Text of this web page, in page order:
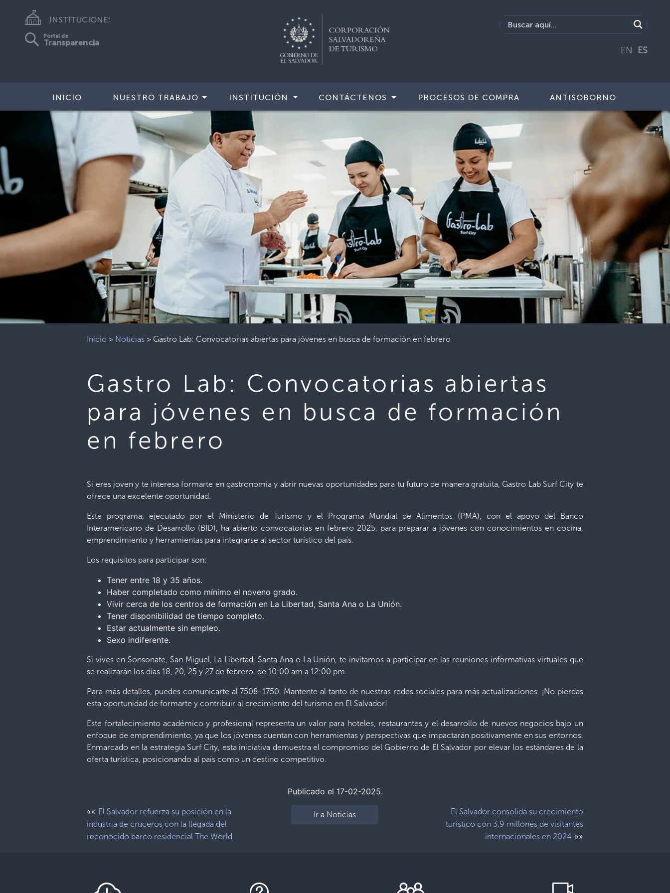
INSTITUCIONES
Portal de
Transparencia
EN ES
INICIO NUESTRO TRABAJO INSTITUCIÓN CONTÁCTENOS PROCESOS DE COMPRA ANTISOBORNO
Inicio > Noticias > Gastro Lab: Convocatorias abiertas para jóvenes en busca de formación en febrero
Gastro Lab: Convocatorias abiertas
para jóvenes en busca de formación
en febrero
Si eres joven y te interesa formarte en gastronomía y abrir nuevas oportunidades para tu futuro de manera gratuita, Gastro Lab Surf City te
ofrece una excelente oportunidad.
Este programa, ejecutado por el Ministerio de Turismo y el Programa Mundial de Alimentos (PMA), con el apoyo del Banco
Interamericano de Desarrollo (BID), ha abierto convocatorias en febrero 2025, para preparar a jóvenes con conocimientos en cocina,
emprendimiento y herramientas para integrarse al sector turístico del país.
Los requisitos para participar son:
Tener entre 18 y 35 años.
Haber completado como mínimo el noveno grado.
Vivir cerca de los centros de formación en La Libertad, Santa Ana o La Unión.
Tener disponibilidad de tiempo completo.
Estar actualmente sin empleo.
Sexo indiferente.
Si vives en Sonsonate, San Miguel, La Libertad, Santa Ana o La Unión, te invitamos a participar en las reuniones informativas virtuales que
se realizarán los días 18, 20, 25 y 27 de febrero, de 10:00 am a 12:00 pm.
Para más detalles, puedes comunicarte al 7508-1750. Mantente al tanto de nuestras redes sociales para más actualizaciones. ¡No pierdas
esta oportunidad de formarte y contribuir al crecimiento del turismo en El Salvador!
Este fortalecimiento académico y profesional representa un valor para hoteles, restaurantes y el desarrollo de nuevos negocios bajo un
enfoque de emprendimiento, ya que los jóvenes cuentan con herramientas y perspectivas que impactarán positivamente en sus entornos.
Enmarcado en la estrategia Surf City, esta iniciativa demuestra el compromiso del Gobierno de El Salvador por elevar los estándares de la
oferta turística, posicionando al país como un destino competitivo.
Publicado el 17-02-2025.
«« El Salvador refuerza su posición en la
industria de cruceros con la llegada del
reconocido barco residencial The World
Ir a Noticias
El Salvador consolida su crecimiento
turístico con 3.9 millones de visitantes
internacionales en 2024 »»